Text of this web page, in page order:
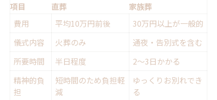
項目 直葬
家族葬
費用
平均10万円前後
30万円以上が一般的
儀式内容
火葬のみ
通夜・告別式を含む
所要時間
半日程度
2～3日かかる
精神的負
担
短時間のため負担軽
減
ゆっくりお別れでき
る